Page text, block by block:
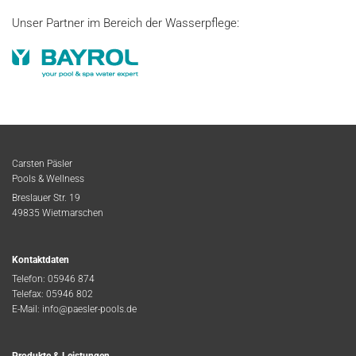
Unser Partner im Bereich der Wasserpflege:
Carsten Päsler
Pools & Wellness
Breslauer Str. 19
49835 Wietmarschen
Kontaktdaten
Telefon: 05946 874
Telefax: 05946 802
E-Mail: info@paesler-pools.de